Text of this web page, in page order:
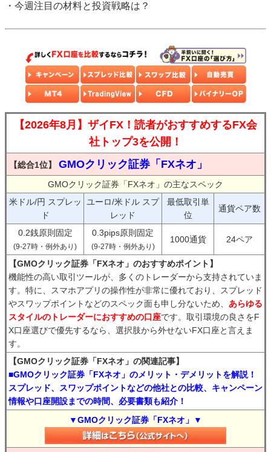
・今週注目の材料と投資戦略は？
【2026年8月】ザイFX！読者がおすすめするFX会
社トップ3を公開！
【総合1位】 GMOクリック証券「FXネオ」
GMOクリック証券「FXネオ」の主なスペック
米ドル/円 スプレッ
ド
ユーロ/米ドル スプ
レッド
最低取引単
位
通貨ペア数
0.2銭原則固定
(9-27時・例外あり)
0.3pips原則固定
(9-27時・例外あり)
1000通貨 24ペア
【GMOクリック証券「FXネオ」のおすすめポイント】
機能性の高い取引ツールが、多くのトレーダーから支持されていま
す。特に、スマホアプリの操作性が非常に優れており、スプレッド
やスワップポイントなどのスペック面も申し分ないため、 あらゆる
スタイルのトレーダーにおすすめの口座です。取引環境の良さをF
X口座選びで優先するなら、選択肢から外せないFX口座と言えま
す。
【GMOクリック証券「FXネオ」の関連記事】
■GMOクリック証券「FXネオ」のメリット・デメリットを解説！
スプレッド、スワップポイントなどの他社との比較、キャンペーン
情報や口座開設までの時間、必要書類も紹介！
▼GMOクリック証券「FXネオ」▼